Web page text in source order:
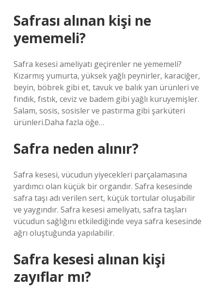
Safrası alınan kişi ne
yememeli?
Safra kesesi ameliyatı geçirenler ne yememeli?
Kızarmış yumurta, yüksek yağlı peynirler, karaciğer,
beyin, böbrek gibi et, tavuk ve balık yan ürünleri ve
fındık, fıstık, ceviz ve badem gibi yağlı kuruyemişler.
Salam, sosis, sosisler ve pastırma gibi şarküteri
ürünleri.Daha fazla öğe…
Safra neden alınır?
Safra kesesi, vücudun yiyecekleri parçalamasına
yardımcı olan küçük bir organdır. Safra kesesinde
safra taşı adı verilen sert, küçük tortular oluşabilir
ve yaygındır. Safra kesesi ameliyatı, safra taşları
vücudun sağlığını etkilediğinde veya safra kesesinde
ağrı oluştuğunda yapılabilir.
Safra kesesi alınan kişi
zayıflar mı?